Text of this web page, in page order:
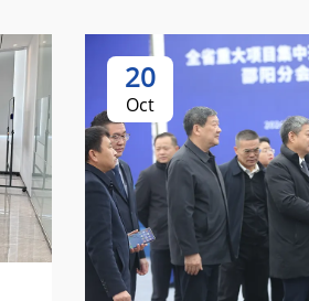
20
Oct